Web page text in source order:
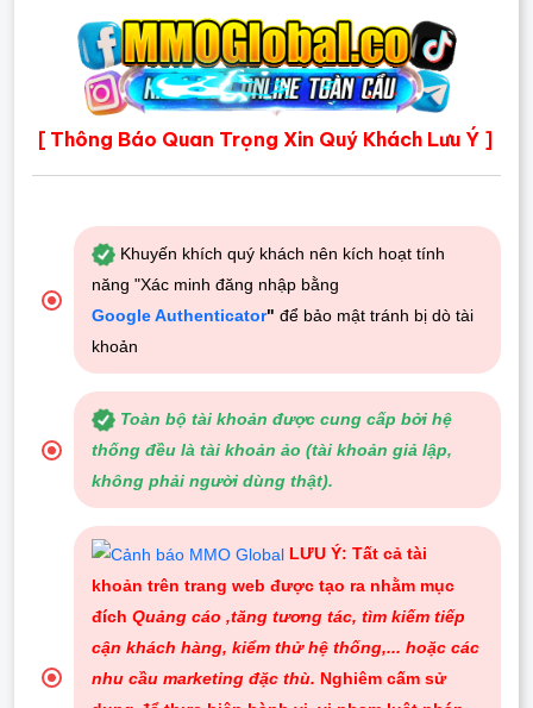
[ Thông Báo Quan Trọng Xin Quý Khách Lưu Ý ]
Khuyến khích quý khách nên kích hoạt tính
năng "Xác minh đăng nhập bằng
Google Authenticator" để bảo mật tránh bị dò tài
khoản
Toàn bộ tài khoản được cung cấp bởi hệ
thống đều là tài khoản ảo (tài khoản giả lập,
không phải người dùng thật).
LƯU Ý: Tất cả tài
khoản trên trang web được tạo ra nhằm mục
đích Quảng cáo ,tăng tương tác, tìm kiếm tiếp
cận khách hàng, kiểm thử hệ thống,... hoặc các
nhu cầu marketing đặc thù. Nghiêm cấm sử